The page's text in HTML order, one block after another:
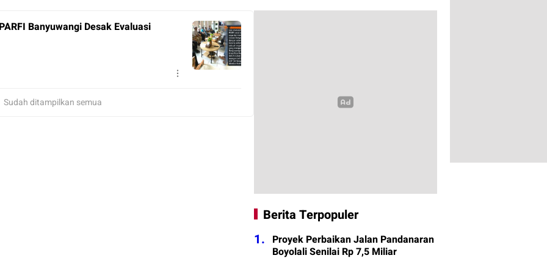
Banyuwangi Desak Evaluasi
Sudah ditampilkan semua
Berita Terpopuler
1. Proyek Perbaikan Jalan Pandanaran
Boyolali Senilai Rp 7,5 Miliar